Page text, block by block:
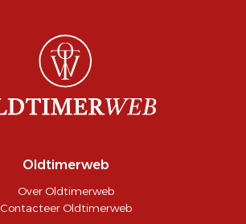
Oldtimerweb
Over Oldtimerweb
Contacteer Oldtimerweb